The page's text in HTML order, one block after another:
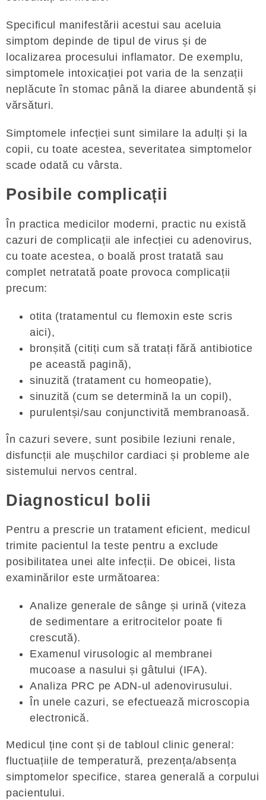
Specificul manifestării acestui sau aceluia
simptom depinde de tipul de virus și de
localizarea procesului inflamator. De exemplu,
simptomele intoxicației pot varia de la senzații
neplăcute în stomac până la diaree abundentă și
vărsături.
Simptomele infecției sunt similare la adulți și la
copii, cu toate acestea, severitatea simptomelor
scade odată cu vârsta.
Posibile complicații
În practica medicilor moderni, practic nu există
cazuri de complicații ale infecției cu adenovirus,
cu toate acestea, o boală prost tratată sau
complet netratată poate provoca complicații
precum:
otita (tratamentul cu flemoxin este scris
aici),
bronșită (citiți cum să tratați fără antibiotice
pe această pagină),
sinuzită (tratament cu homeopatie),
sinuzită (cum se determină la un copil),
purulentși/sau conjunctivită membranoasă.
În cazuri severe, sunt posibile leziuni renale,
disfuncții ale mușchilor cardiaci și probleme ale
sistemului nervos central.
Diagnosticul bolii
Pentru a prescrie un tratament eficient, medicul
trimite pacientul la teste pentru a exclude
posibilitatea unei alte infecții. De obicei, lista
examinărilor este următoarea:
Analize generale de sânge și urină (viteza
de sedimentare a eritrocitelor poate fi
crescută).
Examenul virusologic al membranei
mucoase a nasului și gâtului (IFA).
Analiza PRC pe ADN-ul adenovirusului.
În unele cazuri, se efectuează microscopia
electronică.
Medicul ține cont și de tabloul clinic general:
fluctuațiile de temperatură, prezența/absența
simptomelor specifice, starea generală a corpului
pacientului.